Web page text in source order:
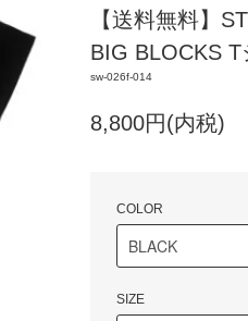
【送料無料】
BIG BLOCKS T
sw-026f-014
8,800円(内税)
COLOR
SIZE